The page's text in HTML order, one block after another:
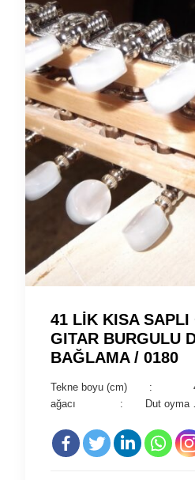
41 LİK KISA SAPLI
GITAR BURGULU
BAĞLAMA / 0180
Tekne boyu (cm) : 41
ağacı : Dut oyma